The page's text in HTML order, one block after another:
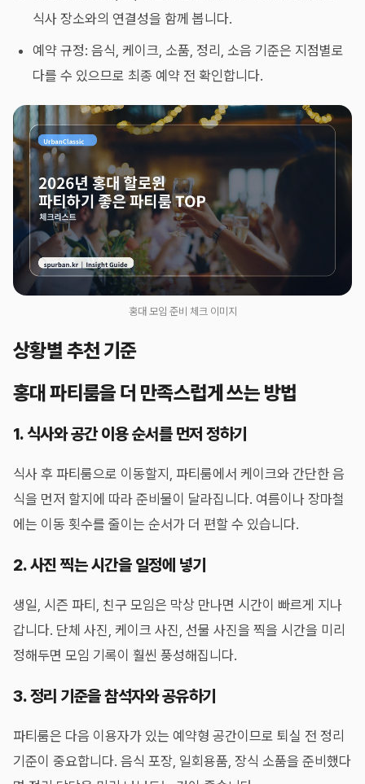
식사 장소와의 연결성을 함께 봅니다.
예약 규정: 음식, 케이크, 소품, 정리, 소음 기준은 지점별로
다를 수 있으므로 최종 예약 전 확인합니다.
홍대 모임 준비 체크 이미지
상황별 추천 기준
홍대 파티룸을 더 만족스럽게 쓰는 방법
1. 식사와 공간 이용 순서를 먼저 정하기
식사 후 파티룸으로 이동할지, 파티룸에서 케이크와 간단한 음
식을 먼저 할지에 따라 준비물이 달라집니다. 여름이나 장마철
에는 이동 횟수를 줄이는 순서가 더 편할 수 있습니다.
2. 사진 찍는 시간을 일정에 넣기
생일, 시즌 파티, 친구 모임은 막상 만나면 시간이 빠르게 지나
갑니다. 단체 사진, 케이크 사진, 선물 사진을 찍을 시간을 미리
정해두면 모임 기록이 훨씬 풍성해집니다.
3. 정리 기준을 참석자와 공유하기
파티룸은 다음 이용자가 있는 예약형 공간이므로 퇴실 전 정리
기준이 중요합니다. 음식 포장, 일회용품, 장식 소품을 준비했다